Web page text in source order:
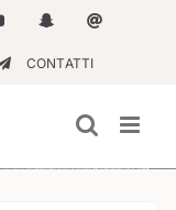
YouTubeSnapchatEmail
CONTATTI